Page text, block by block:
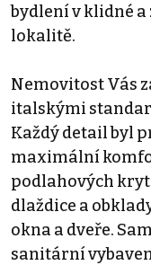
bydlení v klidné
lokalitě.
Nemovitost Vás
italskými
Každý detail byl
maximální
podlahových
dlaždice a
okna a dveře.
sanitární